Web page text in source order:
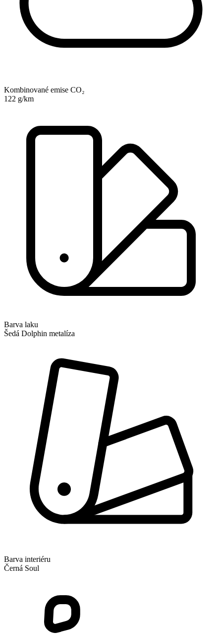
Kombinované emise CO₂
122 g/km
Barva laku
Šedá Dolphin metalíza
Barva interiéru
Černá Soul